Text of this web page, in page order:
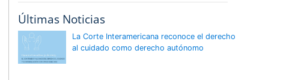
Últimas Noticias
La Corte Interamericana reconoce el derecho
al cuidado como derecho autónomo